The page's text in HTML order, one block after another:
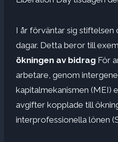
I år förväntar sig stiftelsen
dagar. Detta beror till
ökningen av bidrag För
arbetare, genom
kapitalmekanismen (MEI)
avgifter kopplade till
interprofessionella lönen